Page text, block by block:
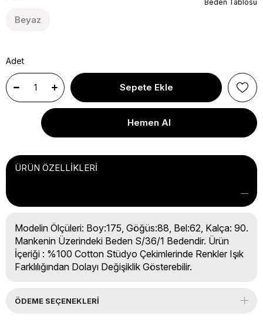
Beyaz
Beden Tablosu
Adet
ÜRÜN ÖZELLIKLERI
Modelin Ölçüleri: Boy:175, Göğüs:88, Bel:62, Kalça: 90.
Mankenin Üzerindeki Beden S/36/1 Bedendir. Ürün
İçeriği : %100 Cotton Stüdyo Çekimlerinde Renkler Işık
Farklılığından Dolayı Değişiklik Gösterebilir.
ÖDEME SEÇENEKLERI